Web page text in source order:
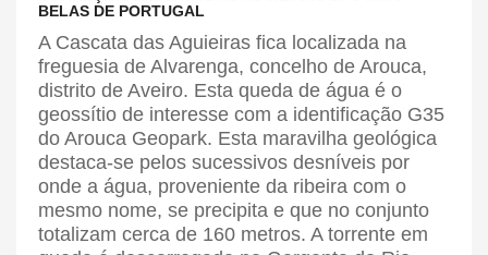
BELAS DE PORTUGAL
A Cascata das Aguieiras fica localizada na
freguesia de Alvarenga, concelho de Arouca,
distrito de Aveiro. Esta queda de água é o
geossítio de interesse com a identificação G35
do Arouca Geopark. Esta maravilha geológica
destaca-se pelos sucessivos desníveis por
onde a água, proveniente da ribeira com o
mesmo nome, se precipita e que no conjunto
totalizam cerca de 160 metros. A torrente em